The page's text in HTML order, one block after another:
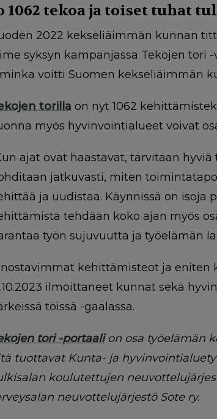
1062 tekoa ja toiset tuhat
2022 kekseliäimmän kunnan
syksyn kampanjassa Tekojen tori
voitti Suomen kekseliäimmän
torilla on nyt 1062
myös hyvinvointialueet voivat
ajat ovat haastavat, tarvitaan
jatkuvasti, miten
ja uudistaa. Käynnissä on
tehdään koko ajan myös
työn sujuvuutta ja työelämän
kehittämisteot ja eniten
ilmoittaneet kunnat sekä
töissä -gaalassa.
tori -portaalion osa työelämän
tuottavat Kunta- ja
koulutettujen
neuvottelujärjestö Sote ry.